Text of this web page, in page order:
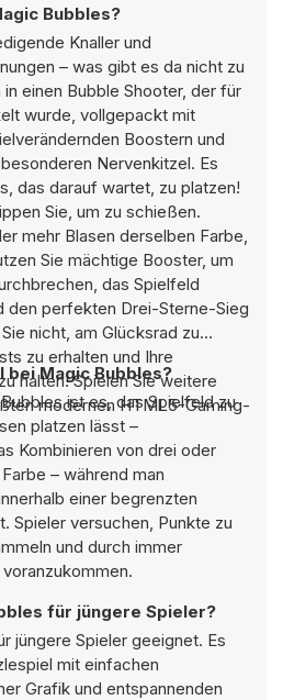
Bubbles?
Knaller und
– was gibt es da nicht zu
einen Bubble Shooter, der für
wurde, vollgepackt mit
Boostern und
Nervenkitzel. Es
das darauf wartet, zu platzen!
Sie, um zu schießen.
mehr Blasen derselben Farbe,
Sie mächtige Booster, um
das Spielfeld
den perfekten Drei-Sterne-Sieg
nicht, am Glücksrad zu
zu erhalten und Ihre
halten! Spielen Sie weitere
modernen HTML5-Gaming-
bei Magic Bubbles?
ist es, das Spielfeld zu
platzen lässt –
Kombinieren von drei oder
– während man
einer begrenzten
Spieler versuchen, Punkte zu
und durch immer
für jüngere Spieler?
jüngere Spieler geeignet. Es
mit einfachen
Grafik und entspannenden